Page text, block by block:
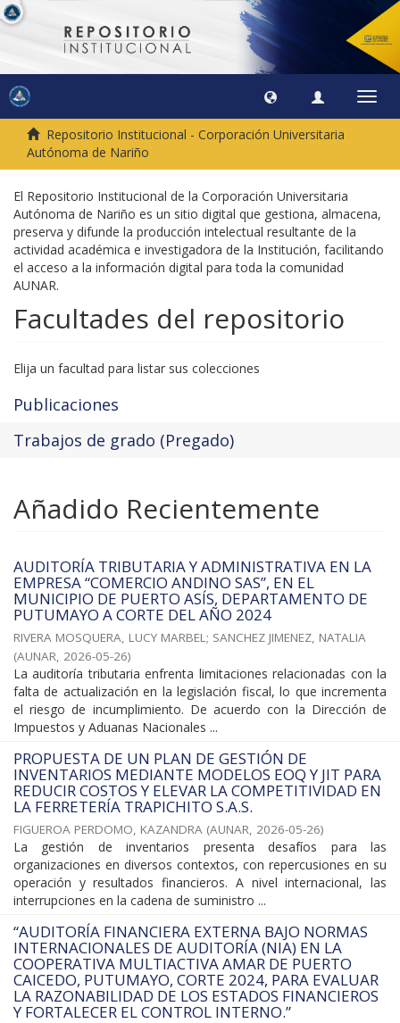
Repositorio Institucional - Corporación Universitaria
Autónoma de Nariño
El Repositorio Institucional de la Corporación Universitaria
Autónoma de Nariño es un sitio digital que gestiona, almacena,
preserva y difunde la producción intelectual resultante de la
actividad académica e investigadora de la Institución, facilitando
el acceso a la información digital para toda la comunidad
AUNAR.
Facultades del repositorio
Elija un facultad para listar sus colecciones
Publicaciones
Trabajos de grado (Pregado)
Añadido Recientemente
AUDITORÍA TRIBUTARIA Y ADMINISTRATIVA EN LA
EMPRESA “COMERCIO ANDINO SAS”, EN EL
MUNICIPIO DE PUERTO ASÍS, DEPARTAMENTO DE
PUTUMAYO A CORTE DEL AÑO 2024
RIVERA MOSQUERA, LUCY MARBEL; SANCHEZ JIMENEZ, NATALIA
(AUNAR, 2026-05-26)
La auditoría tributaria enfrenta limitaciones relacionadas con la
falta de actualización en la legislación fiscal, lo que incrementa
el riesgo de incumplimiento. De acuerdo con la Dirección de
Impuestos y Aduanas Nacionales ...
PROPUESTA DE UN PLAN DE GESTIÓN DE
INVENTARIOS MEDIANTE MODELOS EOQ Y JIT PARA
REDUCIR COSTOS Y ELEVAR LA COMPETITIVIDAD EN
LA FERRETERÍA TRAPICHITO S.A.S.
FIGUEROA PERDOMO, KAZANDRA (AUNAR, 2026-05-26)
La gestión de inventarios presenta desafíos para las
organizaciones en diversos contextos, con repercusiones en su
operación y resultados financieros. A nivel internacional, las
interrupciones en la cadena de suministro ...
“AUDITORÍA FINANCIERA EXTERNA BAJO NORMAS
INTERNACIONALES DE AUDITORÍA (NIA) EN LA
COOPERATIVA MULTIACTIVA AMAR DE PUERTO
CAICEDO, PUTUMAYO, CORTE 2024, PARA EVALUAR
LA RAZONABILIDAD DE LOS ESTADOS FINANCIEROS
Y FORTALECER EL CONTROL INTERNO.”